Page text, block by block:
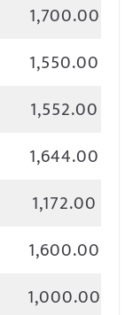
1,700.00
1,550.00
1,552.00
1,644.00
1,172.00
1,600.00
1,000.00